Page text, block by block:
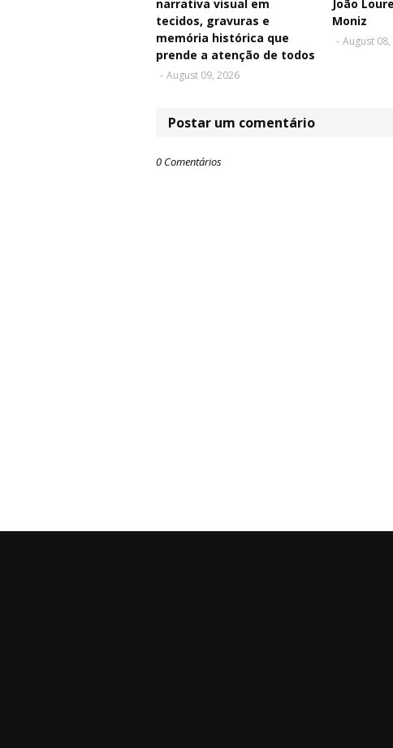
narrativa visual em
tecidos, gravuras e
memória histórica que
prende a atenção de todos
- August 09, 2026
João
Moniz
- August
Postar um comentário
0 Comentários